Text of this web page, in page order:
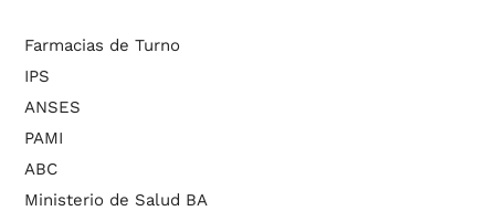
Farmacias de Turno
IPS
ANSES
PAMI
ABC
Ministerio de Salud BA